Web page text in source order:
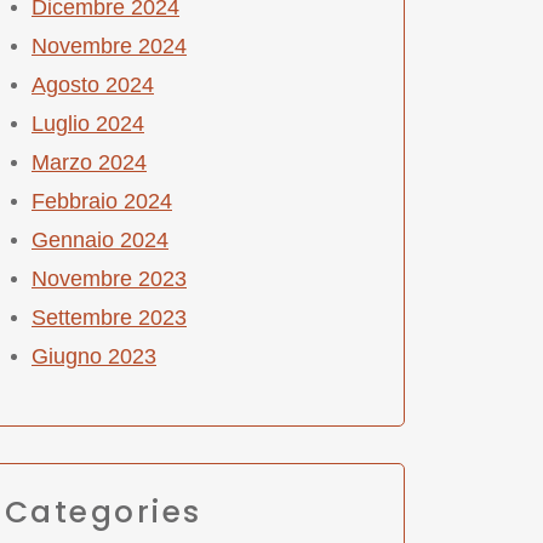
Dicembre 2024
Novembre 2024
Agosto 2024
Luglio 2024
Marzo 2024
Febbraio 2024
Gennaio 2024
Novembre 2023
Settembre 2023
Giugno 2023
Categories